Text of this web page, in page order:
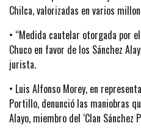
Chilca, valorizadas en varios
• “Medida cautelar otorgada por
Chuco en favor de los Sánchez
jurista.
• Luis Alfonso Morey, en
Portillo, denunció las maniobras
Alayo, miembro del ‘Clan Sánchez